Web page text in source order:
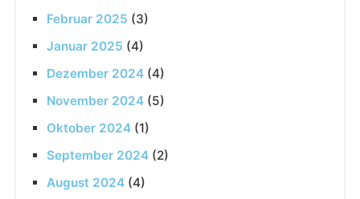
Februar 2025 (3)
Januar 2025 (4)
Dezember 2024 (4)
November 2024 (5)
Oktober 2024 (1)
September 2024 (2)
August 2024 (4)